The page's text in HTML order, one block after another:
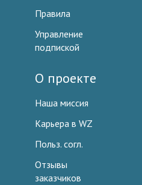
Правила
Управление
подпиской
О проекте
Наша миссия
Карьера в WZ
Польз. согл.
Отзывы
заказчиков